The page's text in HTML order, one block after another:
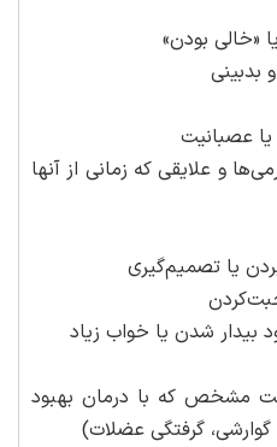
بودن»
بدبینی
عصبانیت
و علایقی که زمانی از آنها
یا تصمیم‌گیری
شدن یا خواب زیاد
مشخص که با درمان بهبود
گوارشی، گرفتگی عضلات)